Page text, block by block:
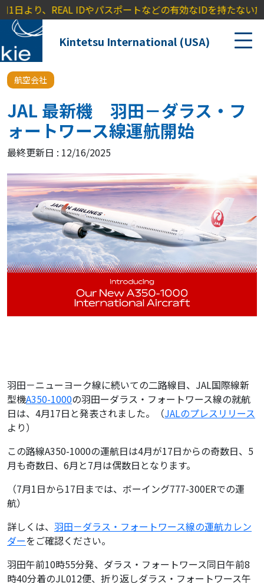
REAL IDやパスポートなどの有効なIDを持たない旅行者に
Kintetsu International (USA)
航空会社
JAL 最新機 羽田－ダラス・フ
ォートワース線運航開始
最終更新日 : 12/16/2025
羽田－ニューヨーク線に続いての二路線目、JAL国際線新
型機A350-1000の羽田ーダラス・フォートワース線の就航
日は、4月17日と発表されました。（JALのプレスリリース
より）
この路線A350-1000の運航日は4月が17日からの奇数日、5
月も奇数日、6月と7月は偶数日となります。
（7月1日から17日までは、ボーイング777-300ERでの運
航）
詳しくは、 羽田－ダラス・フォートワース線の運航カレン
ダーをご確認ください。
羽田午前10時55分発、ダラス・フォートワース同日午前8
時40分着のJL012便、折り返しダラス・フォートワース午